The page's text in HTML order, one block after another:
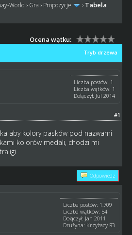
World › Gra › Propozycje › Tabela
Ocena wątku:
Tryb drzewa
Liczba postów: 1
Liczba wątków: 1
Dołączył: Jul 2014
#1
aby kolory pasków pod nazwami
kolorów medali, chodzi mi
Odpowiedz
Liczba postów: 1,709
Liczba wątków: 54
Dołączył: Jan 2011
Drużyna: Krzyżacy R3